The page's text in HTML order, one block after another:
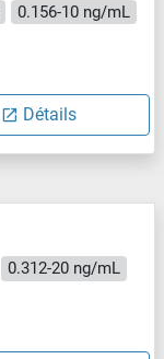
0.156-10 ng/mL
Détails
0.312-20 ng/mL